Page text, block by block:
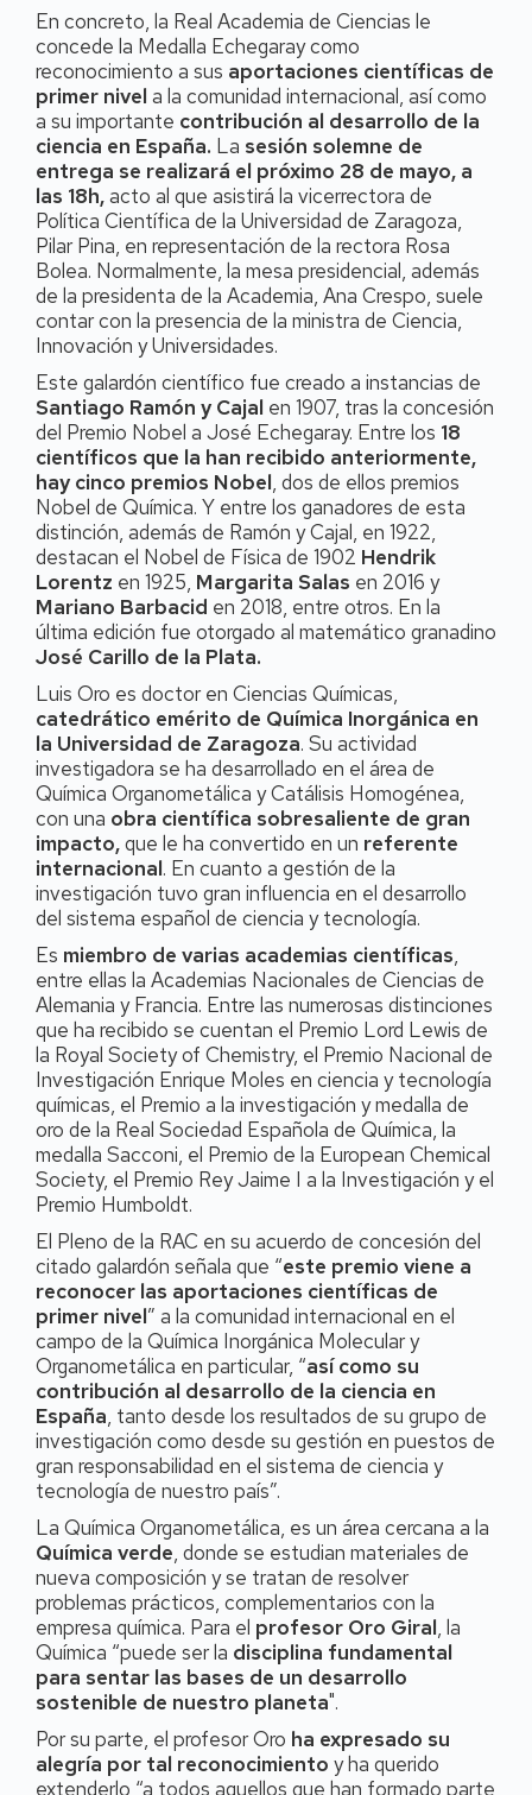
En concreto, la Real Academia de Ciencias le
concede la Medalla Echegaray como
reconocimiento a sus aportaciones científicas de
primer nivel a la comunidad internacional, así como
a su importante contribución al desarrollo de la
ciencia en España. La sesión solemne de
entrega se realizará el próximo 28 de mayo, a
las 18h,acto al que asistirá la vicerrectora de
Política Científica de la Universidad de Zaragoza,
Pilar Pina, en representación de la rectora Rosa
Bolea. Normalmente, la mesa presidencial, además
de la presidenta de la Academia, Ana Crespo, suele
contar con la presencia de la ministra de Ciencia,
Innovación y Universidades.
Este galardón científico fue creado a instancias de
Santiago Ramón y Cajal en 1907, tras la concesión
del Premio Nobel a José Echegaray. Entre los 18
científicos que la han recibido anteriormente,
hay cinco premios Nobel, dos de ellos premios
Nobel de Química. Y entre los ganadores de esta
distinción, además de Ramón y Cajal, en 1922,
destacan el Nobel de Física de 1902 Hendrik
Lorentz en 1925, Margarita Salas en 2016 y
Mariano Barbacid en 2018, entre otros. En la
última edición fue otorgado al matemático granadino
José Carillo de la Plata.
Luis Oro es doctor en Ciencias Químicas,
catedrático emérito de Química Inorgánica en
la Universidad de Zaragoza. Su actividad
investigadora se ha desarrollado en el área de
Química Organometálica y Catálisis Homogénea,
con una obra científica sobresaliente de gran
impacto,que le ha convertido en un referente
internacional. En cuanto a gestión de la
investigación tuvo gran influencia en el desarrollo
del sistema español de ciencia y tecnología.
Es miembro de varias academias científicas,
entre ellas la Academias Nacionales de Ciencias de
Alemania y Francia. Entre las numerosas distinciones
que ha recibido se cuentan el Premio Lord Lewis de
la Royal Society of Chemistry, el Premio Nacional de
Investigación Enrique Moles en ciencia y tecnología
químicas, el Premio a la investigación y medalla de
oro de la Real Sociedad Española de Química, la
medalla Sacconi, el Premio de la European Chemical
Society, el Premio Rey Jaime I a la Investigación y el
Premio Humboldt.
El Pleno de la RAC en su acuerdo de concesión del
citado galardón señala que “este premio viene a
reconocer las aportaciones científicas de
primer nivel” a la comunidad internacional en el
campo de la Química Inorgánica Molecular y
Organometálica en particular, “así como su
contribución al desarrollo de la ciencia en
España, tanto desde los resultados de su grupo de
investigación como desde su gestión en puestos de
gran responsabilidad en el sistema de ciencia y
tecnología de nuestro país”.
La Química Organometálica, es un área cercana a la
Química verde, donde se estudian materiales de
nueva composición y se tratan de resolver
problemas prácticos, complementarios con la
empresa química. Para el profesor Oro Giral, la
Química “puede ser la disciplina fundamental
para sentar las bases de un desarrollo
sostenible de nuestro planeta".
Por su parte, el profesor Oro ha expresado su
alegría por tal reconocimiento y ha querido
extenderlo “a todos aquellos que han formado parte